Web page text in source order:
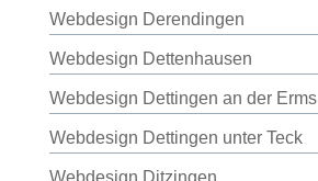
Webdesign Derendingen
Webdesign Dettenhausen
Webdesign Dettingen an der Erms
Webdesign Dettingen unter Teck
Webdesign Ditzingen